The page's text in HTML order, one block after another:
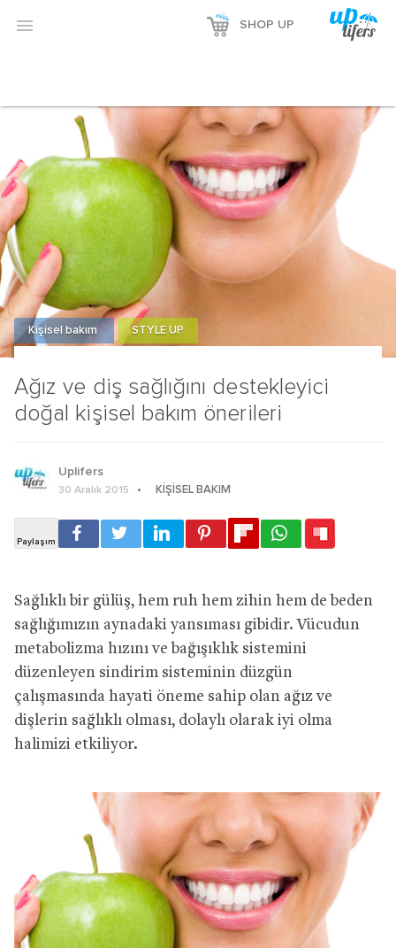
 SHOP UP
Ağız ve diş sağlığını destekleyici
doğal kişisel bakım önerileri
Kişisel bakım STYLE UP
Uplifers
30 Aralık 2015 KIŞISEL BAKIM
Sağlıklı bir gülüş, hem ruh hem zihin hem de beden
sağlığımızın aynadaki yansıması gibidir. Vücudun
metabolizma hızını ve bağışıklık sistemini
düzenleyen sindirim sisteminin düzgün
çalışmasında hayati öneme sahip olan ağız ve
dişlerin sağlıklı olması, dolaylı olarak iyi olma
halimizi etkiliyor.